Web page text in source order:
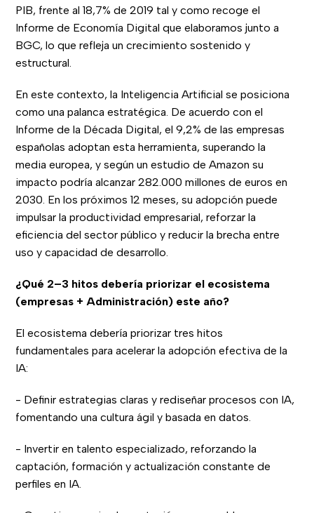
PIB, frente al 18,7% de 2019 tal y como recoge el
Informe de Economía Digital que elaboramos junto a
BGC, lo que refleja un crecimiento sostenido y
estructural.
En este contexto, la Inteligencia Artificial se posiciona
como una palanca estratégica. De acuerdo con el
Informe de la Década Digital, el 9,2% de las empresas
españolas adoptan esta herramienta, superando la
media europea, y según un estudio de Amazon su
impacto podría alcanzar 282.000 millones de euros en
2030. En los próximos 12 meses, su adopción puede
impulsar la productividad empresarial, reforzar la
eficiencia del sector público y reducir la brecha entre
uso y capacidad de desarrollo.
¿Qué 2–3 hitos debería priorizar el ecosistema
(empresas + Administración) este año?
El ecosistema debería priorizar tres hitos
fundamentales para acelerar la adopción efectiva de la
IA:
- Definir estrategias claras y rediseñar procesos con IA,
fomentando una cultura ágil y basada en datos.
- Invertir en talento especializado, reforzando la
captación, formación y actualización constante de
perfiles en IA.